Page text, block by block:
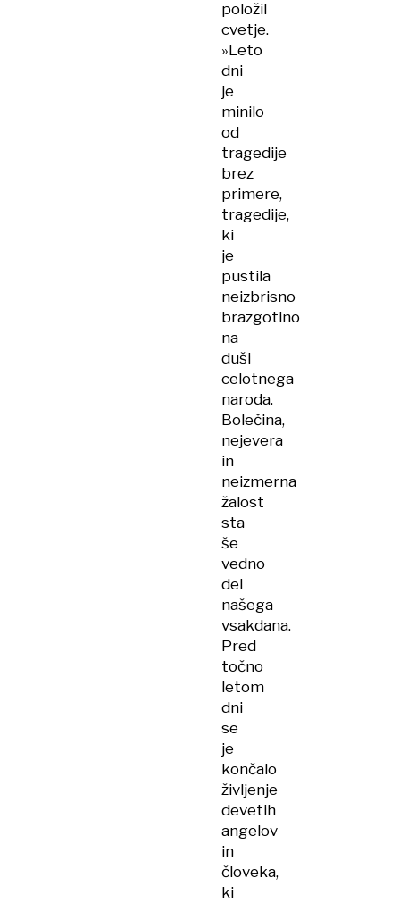
položil
cvetje.
»Leto
dni
je
minilo
od
tragedije
brez
primere,
tragedije,
ki
je
pustila
neizbrisno
brazgotino
na
duši
celotnega
naroda.
Bolečina,
nejevera
in
neizmerna
žalost
sta
še
vedno
del
našega
vsakdana.
Pred
točno
letom
dni
se
je
končalo
življenje
devetih
angelov
in
človeka,
ki